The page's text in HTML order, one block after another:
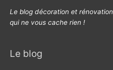
Le blog décoration et rénovation
qui ne vous cache rien !
Le blog